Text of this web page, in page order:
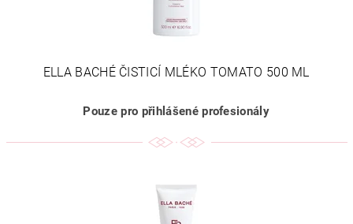
ELLA BACHÉ ČISTICÍ MLÉKO TOMATO 500 ML
Pouze pro přihlášené profesionály